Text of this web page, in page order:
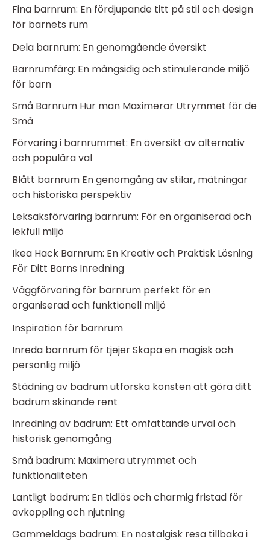
Fina barnrum: En fördjupande titt på stil och design
för barnets rum
Dela barnrum: En genomgående översikt
Barnrumfärg: En mångsidig och stimulerande miljö
för barn
Små Barnrum Hur man Maximerar Utrymmet för de
Små
Förvaring i barnrummet: En översikt av alternativ
och populära val
Blått barnrum En genomgång av stilar, mätningar
och historiska perspektiv
Leksaksförvaring barnrum: För en organiserad och
lekfull miljö
Ikea Hack Barnrum: En Kreativ och Praktisk Lösning
För Ditt Barns Inredning
Väggförvaring för barnrum perfekt för en
organiserad och funktionell miljö
Inspiration för barnrum
Inreda barnrum för tjejer Skapa en magisk och
personlig miljö
Städning av badrum utforska konsten att göra ditt
badrum skinande rent
Inredning av badrum: Ett omfattande urval och
historisk genomgång
Små badrum: Maximera utrymmet och
funktionaliteten
Lantligt badrum: En tidlös och charmig fristad för
avkoppling och njutning
Gammeldags badrum: En nostalgisk resa tillbaka i